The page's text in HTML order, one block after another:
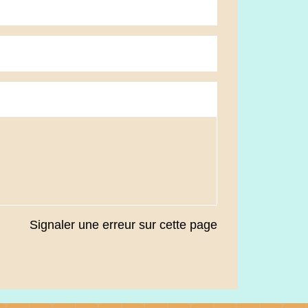
Signaler une erreur sur cette page